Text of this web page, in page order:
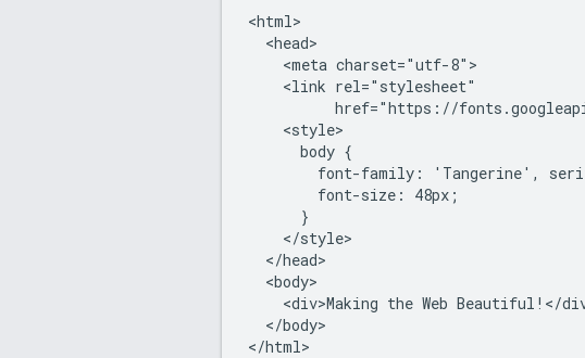
<html>
  <head>
    <meta charset="utf-8">
    <link rel="stylesheet"
href="https://
    <style>
      body {
font-family: 'Tangerine',
        font-size: 48px;
      }
    </style>
  </head>
  <body>
<div>Making the Web Beautiful!</
  </body>
</html>